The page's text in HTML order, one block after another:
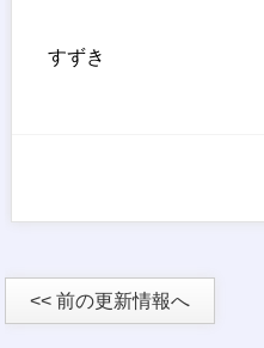
すずき
<< 前の更新情報へ